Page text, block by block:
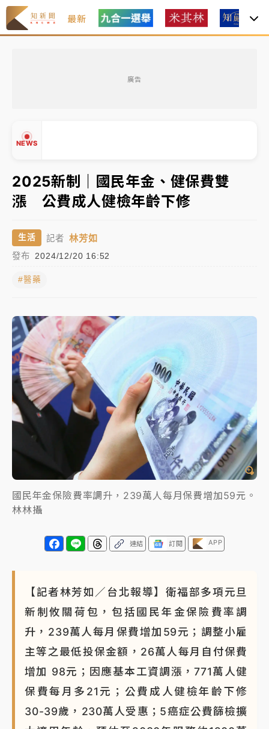
最新
廣告
NEWS
中颱白海豚環流掠北海！今明防劇烈降雨 東部高溫飆
38度
周末精選｜ 慈濟遭詐10億完整始末曝！律師掮客大玩兩
面手法 郭台銘、蔡英文成關鍵
本周爆款短影音｜
柯文哲帶電子手鐶拄拐杖現身／周玉
周末精選｜ 跨境網購族注意！EZ Way若改由政府委
任 預算難關如何解？
父親節玩樂園！六福村今明2天「爸爸免費」 遠雄海洋
買1送1
白海豚逼近！新北高灘地停車場下午4時強制拖吊 中午
開放水門周邊紅黃線停車
中颱白海豚環流掠北海！今明防劇烈降雨 東部高溫飆
38度
慈濟遭詐10億完整始末曝！律師掮客大玩兩
面手法 郭台銘、蔡英文成關鍵
本周爆款短影音｜ 柯文哲帶電子手鐶拄拐杖現身／周玉
蔻蔡玉真開撕爆料
▲
2025新制｜國民年金、健保費雙
漲 公費成人健檢年齡下修
生活 記者 林芳如
發布 2024/12/20 16:52
#醫藥
國民年金保險費率調升，239萬人每月保費增加59元。
林林攝
連結 訂閱 APP
【記者林芳如／台北報導】衛福部多項元旦
新制攸關荷包，包括國民年金保險費率調
升，239萬人每月保費增加59元；調整小雇
主等之最低投保金額，26萬人每月自付保費
增加 98元；因應基本工資調漲，771萬人健
保費每月多21元；公費成人健檢年齡下修
30-39歲，230萬人受惠；5癌症公費篩檢擴